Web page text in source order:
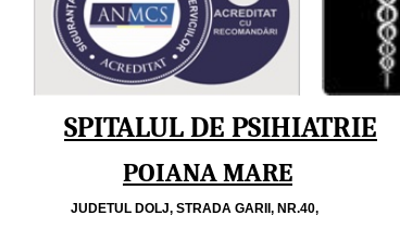
SPITALUL DE PSIHIATRIE
POIANA MARE
JUDETUL DOLJ, STRADA GARII, NR.40,